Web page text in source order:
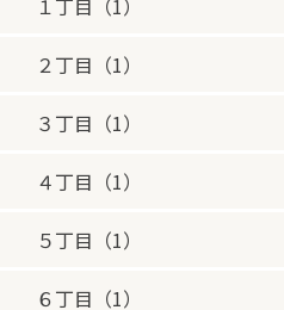
１丁目（1）
２丁目（1）
３丁目（1）
４丁目（1）
５丁目（1）
６丁目（1）